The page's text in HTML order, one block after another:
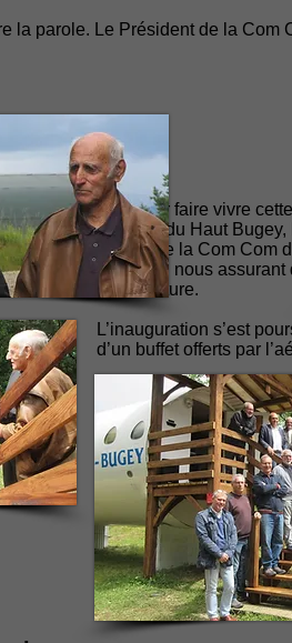
la parole. Le Président de la Com
de l’aéroclub pour faire vivre
et l’aéroclub du Haut
prochaine de la Com Com
de Corlier, en nous
de cette structure.
L’inauguration s’est
d’un buffet offerts par